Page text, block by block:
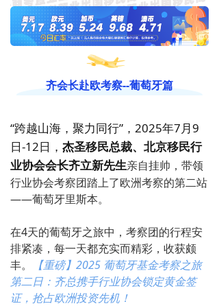
齐会长赴欧考察--葡萄牙篇
“跨越山海，聚力同行”， 2025年7月9
日-12日， 杰圣移民总裁、北京移民行
业协会会长齐立新先生亲自挂帅，带领
行业协会考察团踏上了欧洲考察的第二站
——葡萄牙里斯本。
在4天的葡萄牙之旅中，考察团的行程安
排紧凑，每一天都充实而精彩，收获颇
丰。
【重磅】2025 葡萄牙基金考察之旅
第二日：齐总携手行业协会锁定黄金签
证，抢占欧洲投资先机！